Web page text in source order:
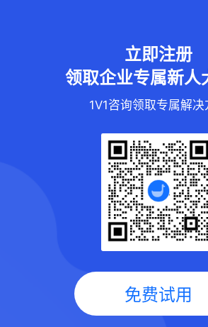
立即注册
领取企业专属新人
1V1咨询领取专属解决
免费试用